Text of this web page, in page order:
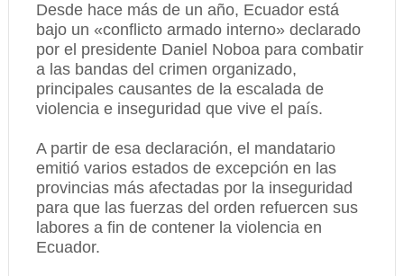
Desde hace más de un año, Ecuador está
bajo un «conflicto armado interno» declarado
por el presidente Daniel Noboa para combatir
a las bandas del crimen organizado,
principales causantes de la escalada de
violencia e inseguridad que vive el país.
A partir de esa declaración, el mandatario
emitió varios estados de excepción en las
provincias más afectadas por la inseguridad
para que las fuerzas del orden refuercen sus
labores a fin de contener la violencia en
Ecuador.